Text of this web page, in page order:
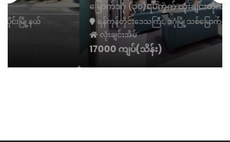
မြောက်ဒဂုံ (၃၀)ရပ်ကွက် လုံးချင်းတိုက်အိမ် အရောင်း
ရန်ကုန်တိုင်းဒေသကြီး, ဒဂုံမြို့သစ်မြောက်ပိုင်းမြို့နယ်
17000 ကျပ်(သိန်း)